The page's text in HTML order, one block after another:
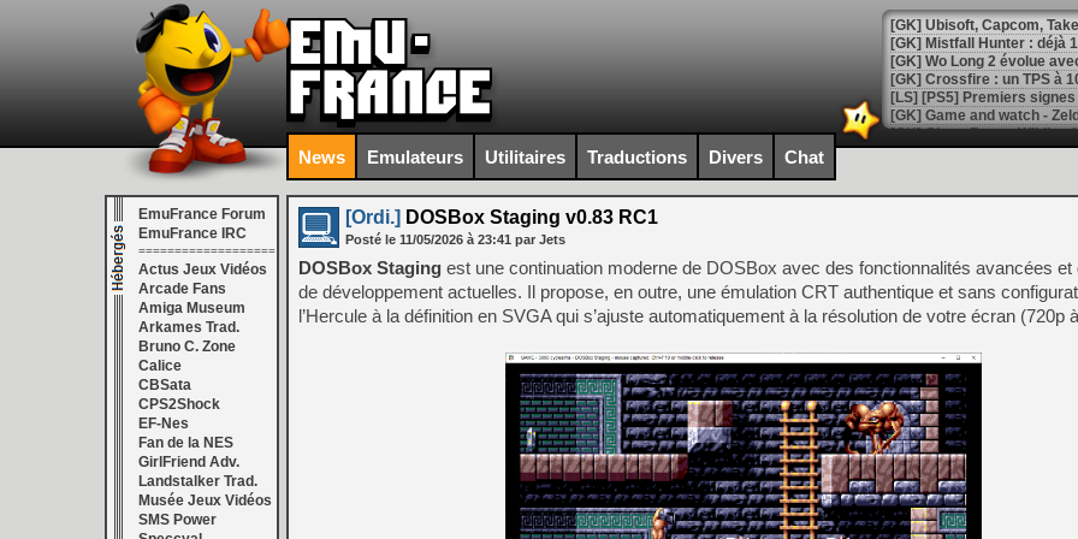
[GK] Mistfall Hunter : déjà
[GK] Wo Long 2 évolue
[GK] Crossfire : un TPS à
[LS] [PS5] Premiers
[Mo5] DOOM arrive en
[GK] Bethesda fête les 30
[GK] Roblox : l'action en
[GK] Agenda - GeForce
[GK] Devolver Digital en a
[LS] [PS5] ps5-y2jb-
[GK] Pourquoi Marvel
[GK] Test : Restory : Chill
[GK] GTA 6 : Rockstar
[GK] Hot Wheels Infinite
[GK] Mémoire cash -
[GK] Résultats Nintendo :
News Emulateurs Utilitaires Traductions Divers Chat
EmuFrance Forum
EmuFrance IRC
===================
Actus Jeux Vidéos
Arcade Fans
Amiga Museum
Arkames Trad.
Bruno C. Zone
Calice
CBSata
CPS2Shock
EF-Nes
Fan de la NES
GirlFriend Adv.
Landstalker Trad.
Musée Jeux Vidéos
SMS Power
[Ordi.] DOSBox Staging v0.83 RC1
Posté le 11/05/2026 à 23:41 par Jets
DOSBox Staging est une continuation moderne de DOSBox avec des fonctionnalités avancées et
de développement actuelles. Il propose, en outre, une émulation CRT authentique et sans
l’Hercule à la définition en SVGA qui s’ajuste automatiquement à la résolution de votre écran (720p